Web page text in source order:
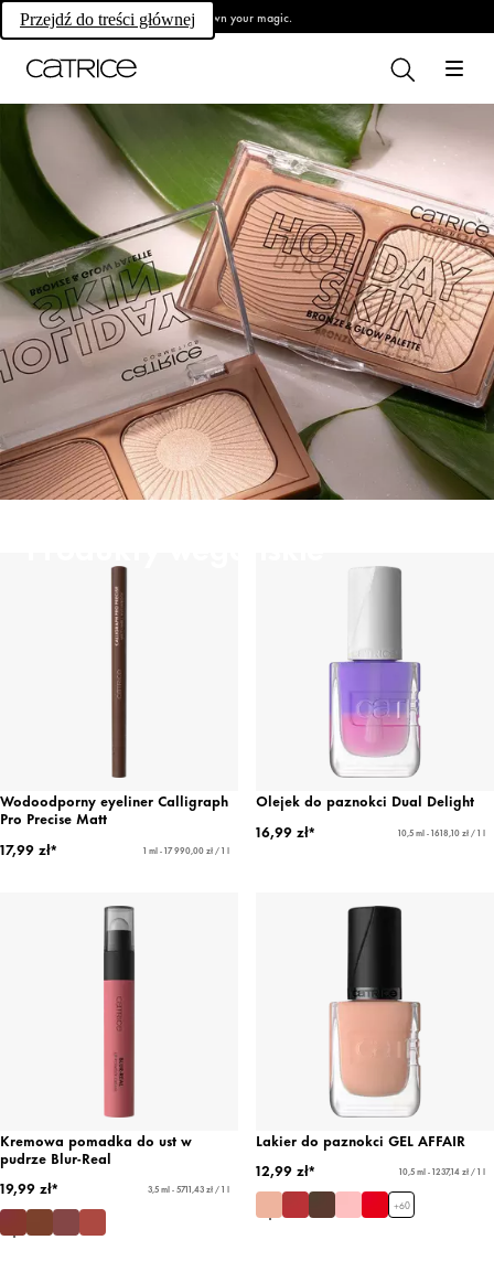
Przejdź do treści głównej Own your magic.
Wodoodporny eyeliner Calligraph
Pro Precise Matt
17,99 zł*
1 ml - 17 990,00 zł / 1 l
Olejek do paznokci Dual Delight
16,99 zł*
10,5 ml - 1618,10 zł / 1 l
Kremowa pomadka do ust w
pudrze Blur-Real
19,99 zł*
3,5 ml - 5711,43 zł / 1 l
Lakier do paznokci GEL AFFAIR
12,99 zł*
10,5 ml - 1237,14 zł / 1 l
+60